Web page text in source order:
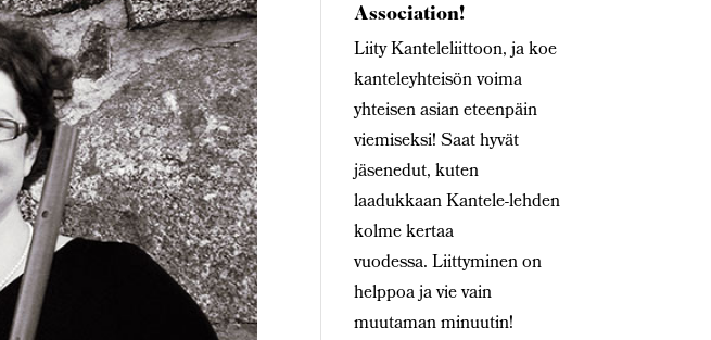
Association!
Liity Kanteleliittoon, ja koe
kanteleyhteisön voima
yhteisen asian eteenpäin
viemiseksi! Saat hyvät
jäsenedut, kuten
laadukkaan Kantele-lehden
kolme kertaa
vuodessa. Liittyminen on
helppoa ja vie vain
muutaman minuutin!